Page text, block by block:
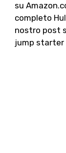
su
completo
nostro post
jump starter